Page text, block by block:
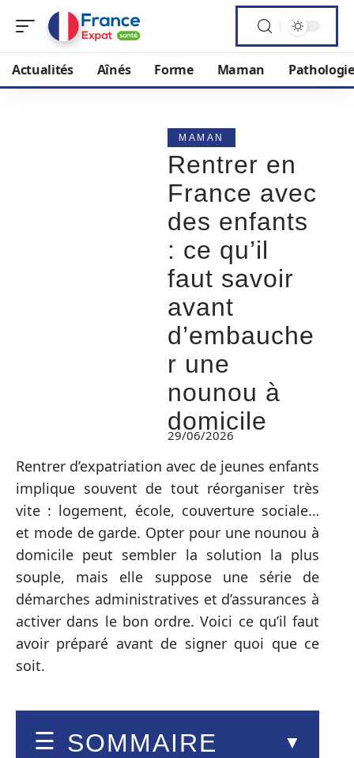
Actualités Aînés Forme Maman
MAMAN
Rentrer en
France avec
des enfants
: ce qu’il
faut savoir
avant
d’embauche
r une
nounou à
domicile
29/06/2026
Rentrer d’expatriation avec de jeunes enfants
implique souvent de tout réorganiser très
vite : logement, école, couverture sociale…
et mode de garde. Opter pour une nounou à
domicile peut sembler la solution la plus
souple, mais elle suppose une série de
démarches administratives et d’assurances à
activer dans le bon ordre. Voici ce qu’il faut
avoir préparé avant de signer quoi que ce
soit.
SOMMAIRE